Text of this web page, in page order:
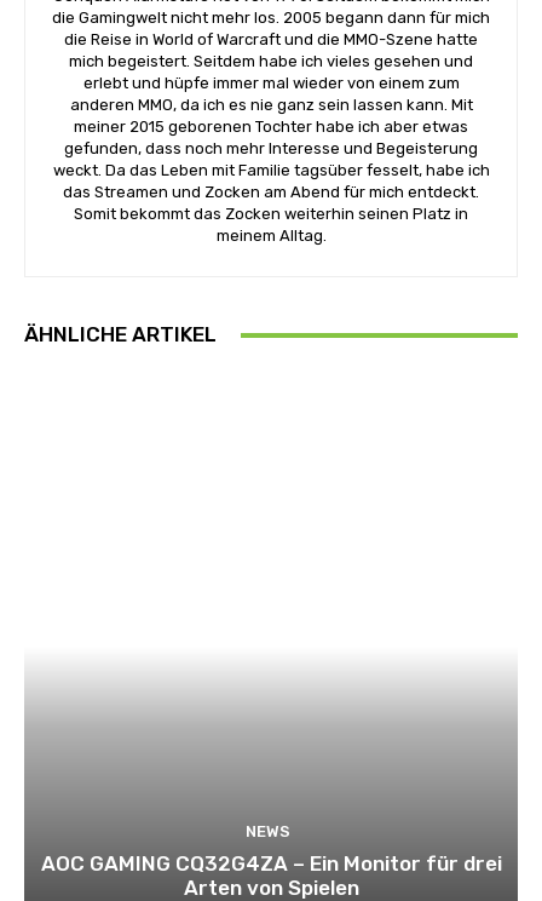
die Gamingwelt nicht mehr los. 2005 begann dann für mich
die Reise in World of Warcraft und die MMO-Szene hatte
mich begeistert. Seitdem habe ich vieles gesehen und
erlebt und hüpfe immer mal wieder von einem zum
anderen MMO, da ich es nie ganz sein lassen kann. Mit
meiner 2015 geborenen Tochter habe ich aber etwas
gefunden, dass noch mehr Interesse und Begeisterung
weckt. Da das Leben mit Familie tagsüber fesselt, habe ich
das Streamen und Zocken am Abend für mich entdeckt.
Somit bekommt das Zocken weiterhin seinen Platz in
meinem Alltag.
ÄHNLICHE ARTIKEL
NEWS
AOC GAMING CQ32G4ZA – Ein Monitor für drei
Arten von Spielen